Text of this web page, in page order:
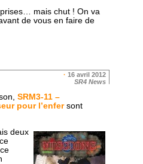
mais chut ! On va
de vous en faire de
· 16 avril 2012
SR4 News
SRM3-11 –
pour l’enfersont
deux